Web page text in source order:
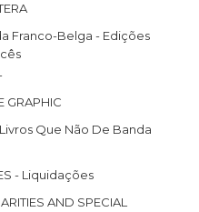
Franco-Belga - Edições
GRAPHIC
Que Não De Banda
- Liquidações
AND SPECIAL